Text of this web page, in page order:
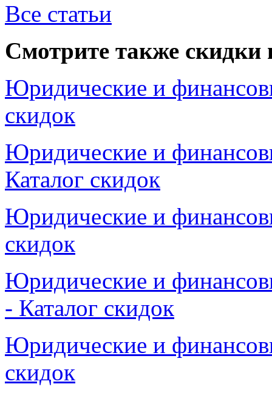
Все статьи
Смотрите также скидки
Юридические и
скидок
Юридические и
Каталог скидок
Юридические и
скидок
Юридические и
- Каталог скидок
Юридические и
скидок